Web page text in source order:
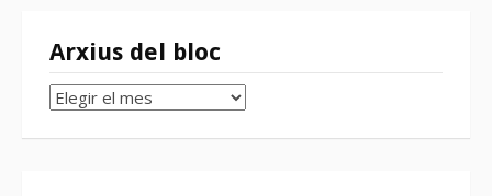
Arxius del bloc
Arxius
bloc